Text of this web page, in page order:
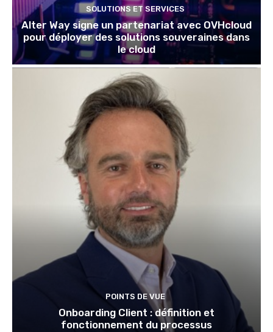
SOLUTIONS ET SERVICES
Alter Way signe un partenariat avec OVHcloud
pour déployer des solutions souveraines dans
le cloud
POINTS DE VUE
Onboarding Client : définition et
fonctionnement du processus